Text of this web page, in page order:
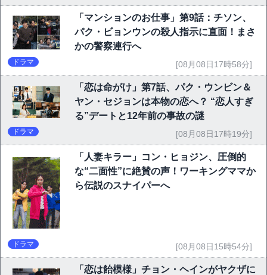
「マンションのお仕事」第9話：チソン、
パク・ビョンウンの殺人指示に直面！まさ
かの警察連行へ
ドラマ [08月08日17時58分]
「恋は命がけ」第7話、パク・ウンビン＆
ヤン・セジョンは本物の恋へ？ “恋人すぎ
る”デートと12年前の事故の謎
ドラマ [08月08日17時19分]
「人妻キラー」コン・ヒョジン、圧倒的
な“二面性”に絶賛の声！ワーキングママか
ら伝説のスナイパーへ
ドラマ [08月08日15時54分]
「恋は飴模様」チョン・ヘインがヤクザに